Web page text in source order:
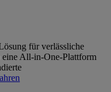
für verlässliche
eine All-in-One-Plattform